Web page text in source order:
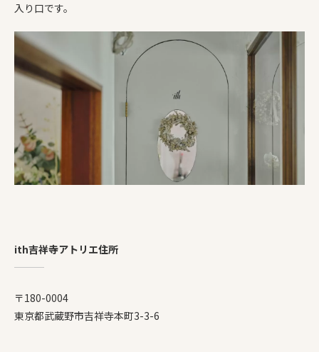
入り口です。
ith吉祥寺アトリエ住所
〒180-0004
東京都武蔵野市吉祥寺本町3-3-6